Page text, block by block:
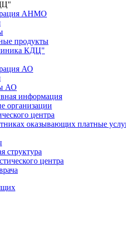
АНМО
продукты
КДЦ"
АО
АО
информация
организации
центра
оказывающих платные
структура
центра